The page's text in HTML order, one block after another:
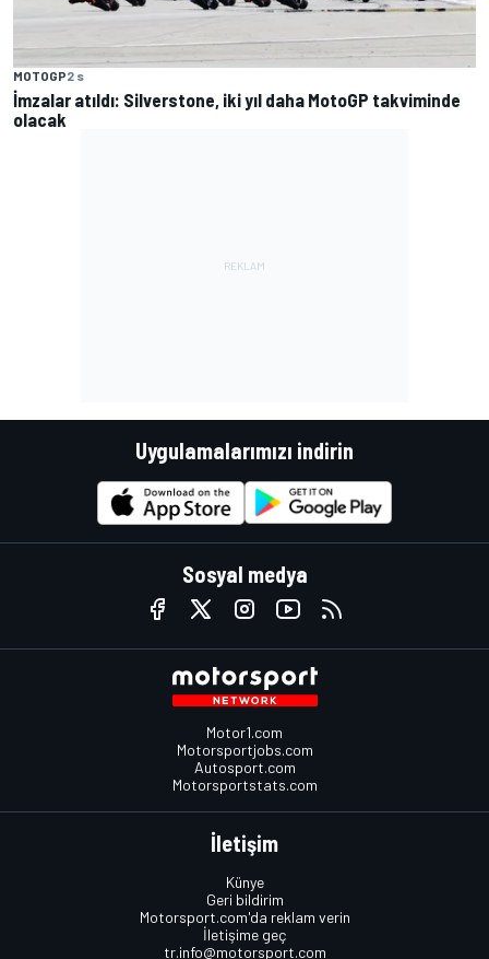
MOTOGP2 s
İmzalar atıldı: Silverstone, iki yıl daha MotoGP takviminde
olacak
Uygulamalarımızı indirin
Sosyal medya
Motor1.com
Motorsportjobs.com
Autosport.com
Motorsportstats.com
İletişim
Künye
Geri bildirim
Motorsport.com'da reklam verin
İletişime geç
tr.info@motorsport.com